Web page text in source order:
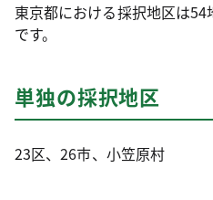
東京都における採択地区は54
です。
単独の採択地区
23区、26市、小笠原村